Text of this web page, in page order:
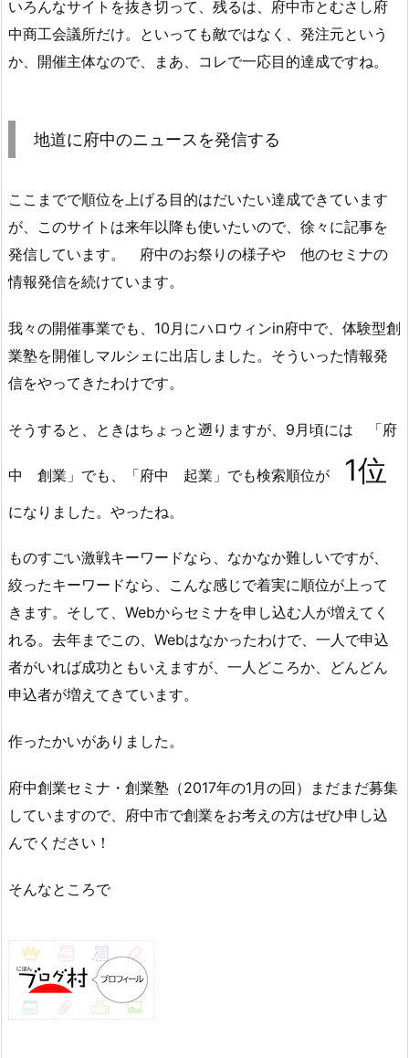
いろんなサイトを抜き切って、残るは、府中市とむさし府
中商工会議所だけ。といっても敵ではなく、発注元という
か、開催主体なので、まあ、コレで一応目的達成ですね。
地道に府中のニュースを発信する
ここまでで順位を上げる目的はだいたい達成できています
が、このサイトは来年以降も使いたいので、徐々に記事を
発信しています。 府中のお祭りの様子や 他のセミナの
情報発信を続けています。
我々の開催事業でも、10月にハロウィンin府中で、体験型創
業塾を開催しマルシェに出店しました。そういった情報発
信をやってきたわけです。
そうすると、ときはちょっと遡りますが、9月頃には 「府
中 創業」でも、「府中 起業」でも検索順位が 1位
になりました。やったね。
ものすごい激戦キーワードなら、なかなか難しいですが、
絞ったキーワードなら、こんな感じで着実に順位が上って
きます。そして、Webからセミナを申し込む人が増えてく
れる。去年までこの、Webはなかったわけで、一人で申込
者がいれば成功ともいえますが、一人どころか、どんどん
申込者が増えてきています。
作ったかいがありました。
府中創業セミナ・創業塾（2017年の1月の回）まだまだ募集
していますので、府中市で創業をお考えの方はぜひ申し込
んでください！
そんなところで